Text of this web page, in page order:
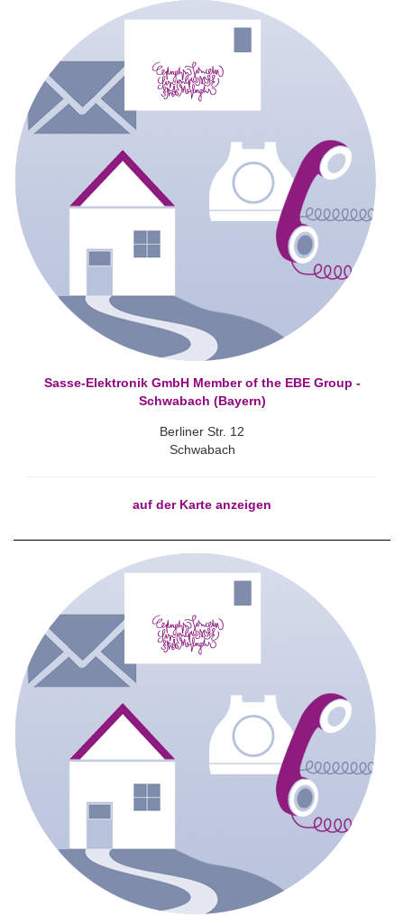
Sasse-Elektronik GmbH Member of the EBE Group -
Schwabach (Bayern)
Berliner Str. 12
Schwabach
auf der Karte anzeigen